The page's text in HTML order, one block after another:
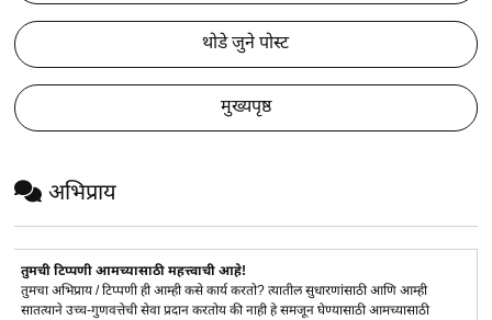
थोडे जुने पोस्ट
मुख्यपृष्ठ
अभिप्राय
तुमची टिप्पणी आमच्यासाठी महत्त्वाची आहे!
तुमचा अभिप्राय / टिप्पणी ही आम्ही कसे कार्य करतो? त्यातील सुधारणांसाठी आणि आम्ही
सातत्याने उच्च-गुणवत्तेची सेवा प्रदान करतोय की नाही हे समजून घेण्यासाठी आमच्यासाठी